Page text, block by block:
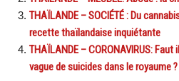
THAÏLANDE – SOCIÉTÉ : Du
recette thaïlandaise inquiétante
THAÏLANDE – CORONAVIRUS: Faut
vague de suicides dans le royaume ?